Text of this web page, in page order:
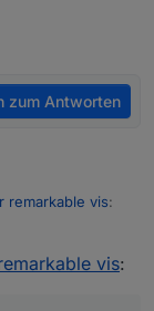
zum Antworten
remarkable vis:
kannstvis: